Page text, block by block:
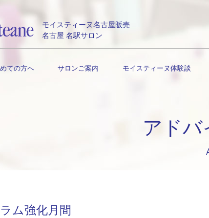
モイスティーヌ名古屋販売
名古屋 名駅サロン
ての方へ サロンご案内 モイスティーヌ体験談
アド
ム強化月間